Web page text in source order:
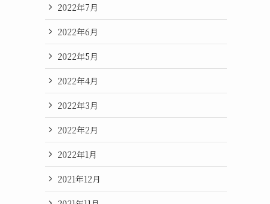
2022年7月
2022年6月
2022年5月
2022年4月
2022年3月
2022年2月
2022年1月
2021年12月